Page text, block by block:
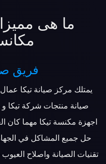
ما هى
فريق
يمتلك مركز صيانة تيكا
صيانة منتجات شركة تيكا
اجهزة مكنسة تيكا مهما كان
حل جميع المشاكل في
تقنيات الصيانة واصلاح